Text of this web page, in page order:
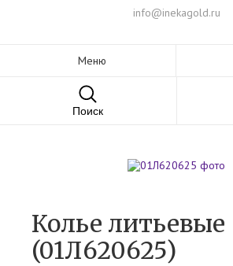
info@inekagold.ru
Меню
Поиск
Колье литьевые
(01Л620625)